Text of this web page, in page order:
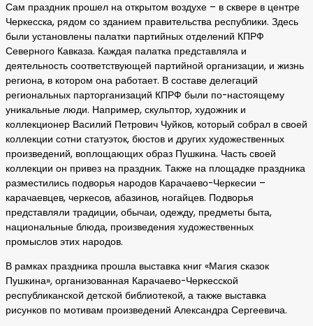
Сам праздник прошел на открытом воздухе – в сквере в центре
Черкесска, рядом со зданием правительства республики. Здесь
были установлены палатки партийных отделений КПРФ
Северного Кавказа. Каждая палатка представляла и
деятельность соответствующей партийной организации, и жизнь
региона, в котором она работает. В составе делегаций
региональных парторганизаций КПРФ были по-настоящему
уникальные люди. Например, скульптор, художник и
коллекционер Василий Петрович Чуйков, который собрал в своей
коллекции сотни статуэток, бюстов и других художественных
произведений, воплощающих образ Пушкина. Часть своей
коллекции он привез на праздник. Также на площадке праздника
разместились подворья народов Карачаево-Черкесии –
карачаевцев, черкесов, абазинов, ногайцев. Подворья
представляли традиции, обычаи, одежду, предметы быта,
национальные блюда, произведения художественных
промыслов этих народов.
В рамках праздника прошла выставка книг «Магия сказок
Пушкина», организованная Карачаево-Черкесской
республиканской детской библиотекой, а также выставка
рисунков по мотивам произведений Александра Сергеевича.